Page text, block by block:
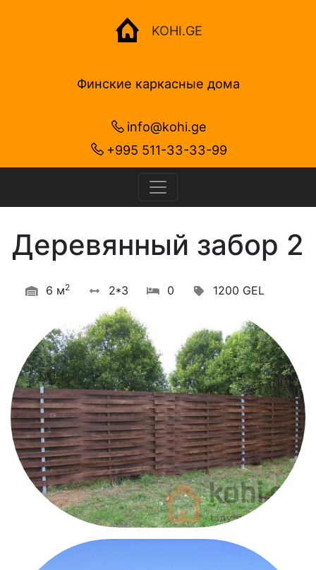
KOHI.GE
Финские каркасные дома
info@kohi.ge
+995 511-33-33-99
Деревянный забор 2
6 м2 2*3 0 1200 GEL